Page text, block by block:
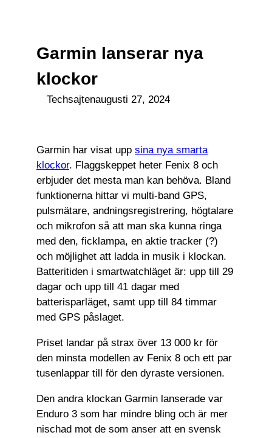
Garmin lanserar nya
klockor
Techsajtenaugusti 27, 2024
Garmin har visat upp sina nya smarta
klockor. Flaggskeppet heter Fenix 8 och
erbjuder det mesta man kan behöva. Bland
funktionerna hittar vi multi-band GPS,
pulsmätare, andningsregistrering, högtalare
och mikrofon så att man ska kunna ringa
med den, ficklampa, en aktie tracker (?)
och möjlighet att ladda in musik i klockan.
Batteritiden i smartwatchläget är: upp till 29
dagar och upp till 41 dagar med
batterisparläget, samt upp till 84 timmar
med GPS påslaget.
Priset landar på strax över 13 000 kr för
den minsta modellen av Fenix 8 och ett par
tusenlappar till för den dyraste versionen.
Den andra klockan Garmin lanserade var
Enduro 3 som har mindre bling och är mer
nischad mot de som anser att en svensk